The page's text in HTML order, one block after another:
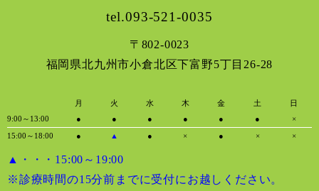
tel.093-521-0035
〒802-0023
福岡県北九州市小倉北区下富野5丁目26-28
月 火 水 木 金 土
日
9:00～13:00
● ● ● ● ● ●
×
15:00～18:00
● ▲ ● × ● × ×
▲・・・15:00～19:00
※診療時間の15分前までに受付にお越しください。